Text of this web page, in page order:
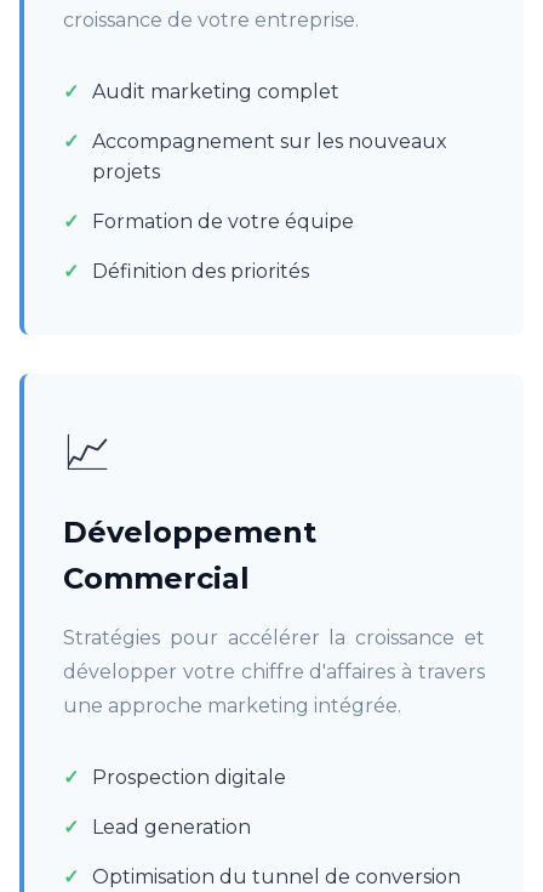
croissance de votre entreprise.
Audit marketing complet
Accompagnement sur les nouveaux
projets
Formation de votre équipe
Définition des priorités
📈
Développement
Commercial
Stratégies pour accélérer la croissance et
développer votre chiffre d'affaires à travers
une approche marketing intégrée.
Prospection digitale
Lead generation
Optimisation du tunnel de conversion